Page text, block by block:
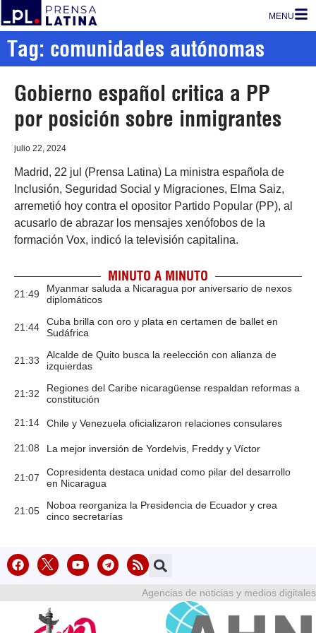
MENU
Tag: comunidades autónomas
Gobierno español critica a PP
por posición sobre inmigrantes
julio 22, 2024
Madrid, 22 jul (Prensa Latina) La ministra española de
Inclusión, Seguridad Social y Migraciones, Elma Saiz,
arremetió hoy contra el opositor Partido Popular (PP), al
acusarlo de abrazar los mensajes xenófobos de la
formación Vox, indicó la televisión capitalina.
MINUTO A MINUTO
21:49
Myanmar saluda a Nicaragua por aniversario de nexos
diplomáticos
21:44
Cuba brilla con oro y plata en certamen de ballet en
Sudáfrica
21:33
Alcalde de Quito busca la reelección con alianza de
izquierdas
21:32
Regiones del Caribe nicaragüense respaldan reformas a
constitución
21:14 Chile y Venezuela oficializaron relaciones consulares
21:08 La mejor inversión de Yordelvis, Freddy y Víctor
21:07
Copresidenta destaca unidad como pilar del desarrollo
en Nicaragua
21:05
Noboa reorganiza la Presidencia de Ecuador y crea
cinco secretarías
Agencias de noticias y medios digitales